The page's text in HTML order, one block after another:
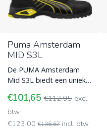
Puma Amsterdam
MID S3L
De PUMA Amsterdam
Mid S3L biedt een unieke
S3L-bescherming.
Gemaakt van hoog
€101,65 €112,95 excl.
btw
€123,00 €136,67 incl. btw